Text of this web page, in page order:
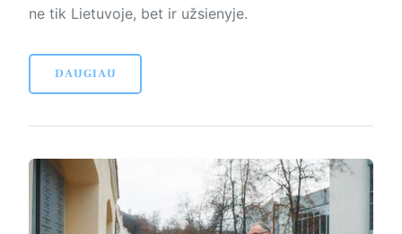
ne tik Lietuvoje, bet ir užsienyje.
DAUGIAU